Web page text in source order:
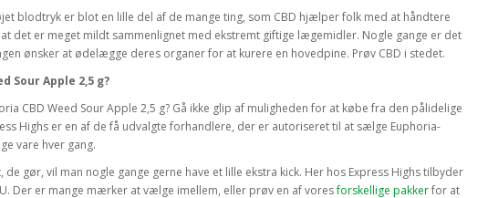
blodtryk er blot en lille del af de mange ting, som CBD hjælper folk med at håndtere
det er meget mildt sammenlignet med ekstremt giftige lægemidler. Nogle gange er det
ønsker at ødelægge deres organer for at kurere en hovedpine. Prøv CBD i stedet.
Sour Apple 2,5 g?
CBD Weed Sour Apple 2,5 g? Gå ikke glip af muligheden for at købe fra den pålidelige
Highs er en af de få udvalgte forhandlere, der er autoriseret til at sælge Euphoria-
vare hver gang.
gør, vil man nogle gange gerne have et lille ekstra kick. Her hos Express Highs tilbyder
Der er mange mærker at vælge imellem, eller prøv en af voresforskellige pakkerfor at